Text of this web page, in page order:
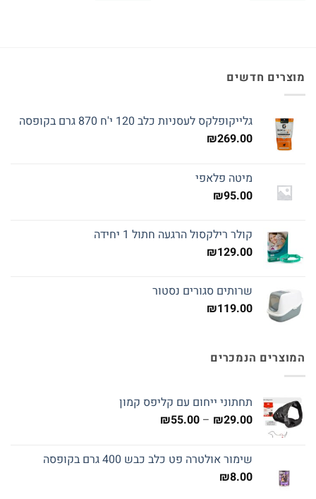
מוצרים חדשים
גלייקופלקס לעסניות כלב 120 י'ח 870 גרם בקופסה
₪269.00
מיטה פלאפי
₪95.00
קולר רילקסול הרגעה חתול 1 יחידה
₪129.00
שרותים סגורים נסטור
₪119.00
המוצרים הנמכרים
תחתוני ייחום עם קליפס קמון
₪29.00
–
₪55.00
עד
שימור אולטרה פט כלב כבש 400 גרם בקופסה
₪8.00